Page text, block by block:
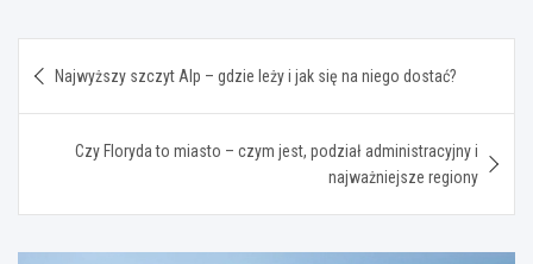
wpisu
Najwyższy szczyt Alp – gdzie leży i jak się na niego dostać?
Czy Floryda to miasto – czym jest, podział administracyjny i
najważniejsze regiony